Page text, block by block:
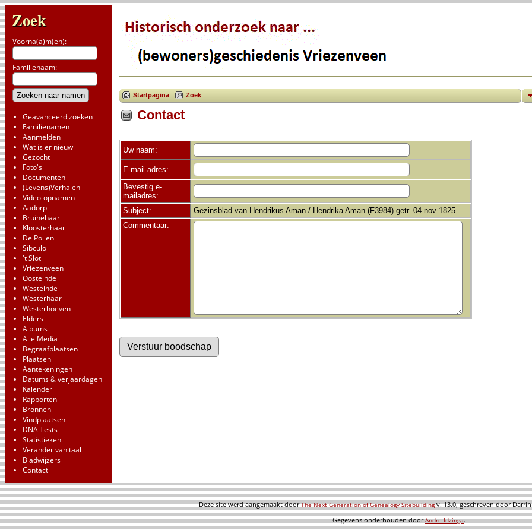
Zoek
Voorna(a)m(en):
Familienaam:
Geavanceerd zoeken
Familienamen
Aanmelden
Wat is er nieuw
Gezocht
Foto's
Documenten
(Levens)Verhalen
Video-opnamen
Aadorp
Bruinehaar
Kloosterhaar
De Pollen
Sibculo
't Slot
Vriezenveen
Oosteinde
Westeinde
Westerhaar
Westerhoeven
Elders
Albums
Alle Media
Begraafplaatsen
Plaatsen
Aantekeningen
Datums & verjaardagen
Kalender
Rapporten
Bronnen
Vindplaatsen
DNA Tests
Statistieken
Verander van taal
Bladwijzers
Contact
Startpagina Zoek
Contact
Uw naam:
E-mail adres:
Bevestig e-
mailadres:
Subject:
Gezinsblad van Hendrikus Aman / Hendrika Aman (F3984) getr. 04 nov 1825
Commentaar:
Deze site werd aangemaakt doorThe Next Generation of Genealogy Sitebuildingv. 13.0, geschreven door
Gegevens onderhouden doorAndre Idzinga.